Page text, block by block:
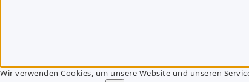
Wir verwenden Cookies, um unsere Website und unseren